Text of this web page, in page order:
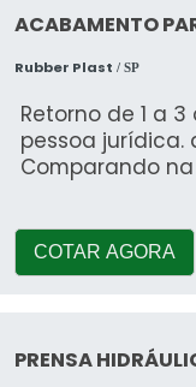
ACABAMENTO
Rubber Plast / SP
Retorno de 1 a
pessoa jurídica.
Comparando
COTAR AGORA
PRENSA